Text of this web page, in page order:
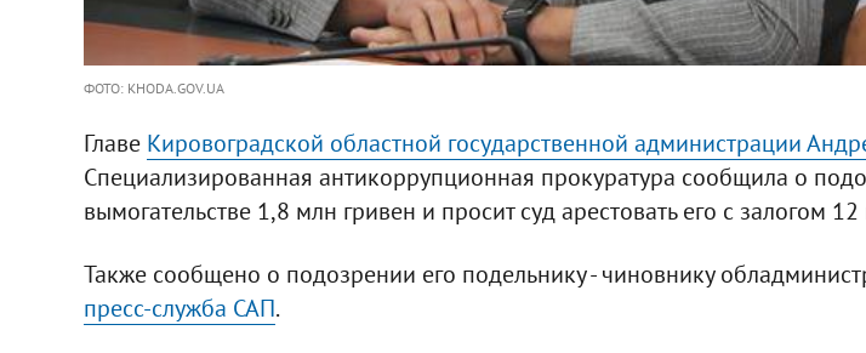
ФОТО: KHODA.GOV.UA
Главе Кировоградской областной государственной администрации
Специализированная антикоррупционная прокуратура сообщила о
вымогательстве 1,8 млн гривен и просит суд арестовать его с залогом
Также сообщено о подозрении его подельнику - чиновнику
пресс-служба САП.